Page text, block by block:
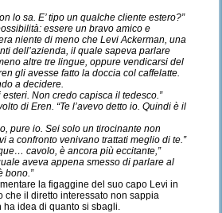
lo sa. E’ tipo un qualche cliente estero?”
essere un bravo amico e
niente di meno che Levi Ackerman, una
dell’azienda, il quale sapeva parlare
altre tre lingue, oppure vendicarsi del
gli avesse fatto la doccia col caffelatte.
a decidere.
Non credo capisca il tedesco.”
di Eren. “Te l’avevo detto io. Quindi è il
pure io. Sei solo un tirocinante non
a confronto venivano trattati meglio di te.”
cavolo, è ancora più eccitante,”
aveva appena smesso di parlare al
bono.”
la figaggine del suo capo Levi in
che il diretto interessato non sappia
idea di quanto si sbagli.